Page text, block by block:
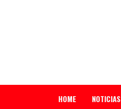
HOME NOTICIAS